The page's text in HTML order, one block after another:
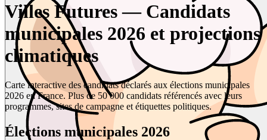
Villes Futures — Candidats
municipales 2026 et projections
climatiques
Carte interactive des candidats déclarés aux élections municipales
2026 en France. Plus de 50 000 candidats référencés avec leurs
programmes, sites de campagne et étiquettes politiques.
Élections municipales 2026